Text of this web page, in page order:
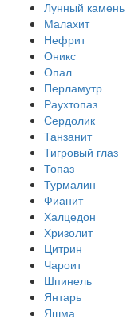
Лунный камень
Малахит
Нефрит
Оникс
Опал
Перламутр
Раухтопаз
Сердолик
Танзанит
Тигровый глаз
Топаз
Турмалин
Фианит
Халцедон
Хризолит
Цитрин
Чароит
Шпинель
Янтарь
Яшма